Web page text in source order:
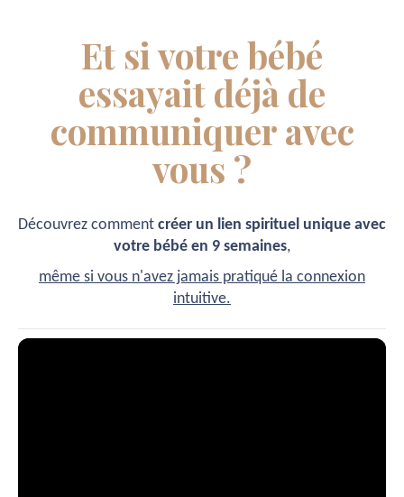
Et si votre bébé
essayait déjà de
communiquer avec
vous ?
Découvrez comment créer un lien spirituel unique avec
votre bébé en 9 semaines,
même si vous n'avez jamais pratiqué la connexion
intuitive.
Video